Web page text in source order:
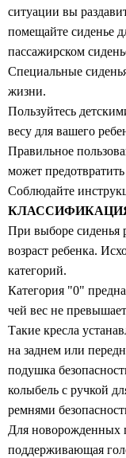
ситуации вы
помещайте сиденье
пассажирском
Специальные
жизни.
Пользуйтесь
весу для вашего
Правильное
может
Соблюдайте
При выборе сиденья
возраст ребенка.
категорий.
Категория "0"
чей вес не
Такие кресла
на заднем или
подушка
колыбель с ручкой
ремнями
Для новорожденных
поддерживающая